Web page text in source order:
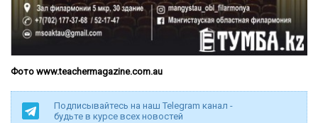
Фото www.teachermagazine.com.au
Подписывайтесь на наш Telegram канал -
будьте в курсе всех новостей